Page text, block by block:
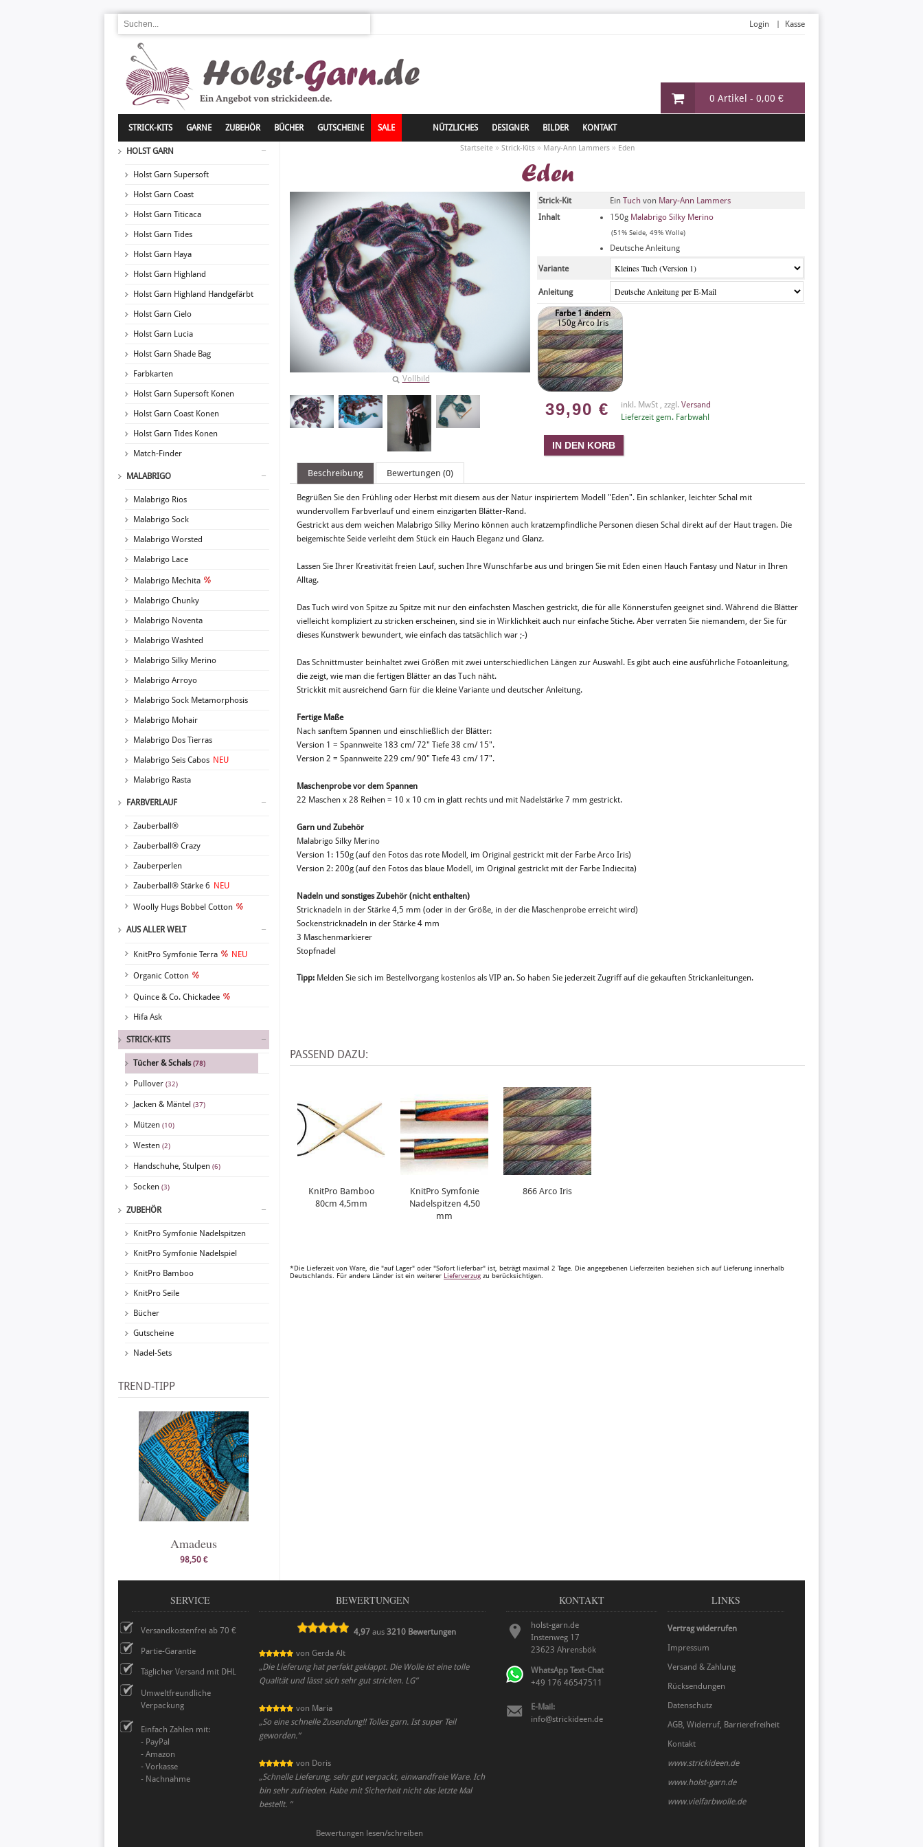
0 Artikel - 0,00 €
Login Kasse
STRICK-KITS GARNE ZUBEHÖR BÜCHER GUTSCHEINE SALE NÜTZLICHES DESIGNER BILDER KONTAKT
HOLST GARN
Holst Garn Supersoft
Holst Garn Coast
Holst Garn Titicaca
Holst Garn Tides
Holst Garn Haya
Holst Garn Highland
Holst Garn Highland Handgefärbt
Holst Garn Cielo
Holst Garn Lucia
Holst Garn Shade Bag
Farbkarten
Holst Garn Supersoft Konen
Holst Garn Coast Konen
Holst Garn Tides Konen
Match-Finder
MALABRIGO
Malabrigo Rios
Malabrigo Sock
Malabrigo Worsted
Malabrigo Lace
Malabrigo Mechita
Malabrigo Chunky
Malabrigo Noventa
Malabrigo Washted
Malabrigo Silky Merino
Malabrigo Arroyo
Malabrigo Sock Metamorphosis
Malabrigo Mohair
Malabrigo Dos Tierras
Malabrigo Seis Cabos NEU
Malabrigo Rasta
FARBVERLAUF
Zauberball®
Zauberball® Crazy
Zauberperlen
Zauberball® Stärke 6 NEU
Woolly Hugs Bobbel Cotton
AUS ALLER WELT
KnitPro Symfonie Terra NEU
Organic Cotton
Quince & Co. Chickadee
Hifa Ask
STRICK-KITS
Tücher & Schals(78)
Pullover (32)
Jacken & Mäntel (37)
Mützen (10)
Westen (2)
Handschuhe, Stulpen (6)
Socken (3)
ZUBEHÖR
KnitPro Symfonie Nadelspitzen
KnitPro Symfonie Nadelspiel
KnitPro Bamboo
KnitPro Seile
Bücher
Gutscheine
Nadel-Sets
TREND-TIPP
Amadeus
98,50 €
Startseite » Strick-Kits » Mary-Ann Lammers » Eden
Eden
Vollbild
Strick-Kit Ein Tuch von Mary-Ann Lammers
Inhalt
150g Malabrigo Silky Merino
(51% Seide, 49% Wolle)
Deutsche Anleitung
Variante
Anleitung
Farbe 1 ändern
150g Arco Iris
39,90 € inkl. MwSt , zzgl. Versand
Lieferzeit gem. Farbwahl
Beschreibung Bewertungen (0)
Begrüßen Sie den Frühling oder Herbst mit diesem aus der Natur inspiriertem Modell "Eden". Ein schlanker, leichter Schal mit
wundervollem Farbverlauf und einem einzigarten Blätter-Rand.
Gestrickt aus dem weichen Malabrigo Silky Merino können auch kratzempfindliche Personen diesen Schal direkt auf der Haut tragen. Die
beigemischte Seide verleiht dem Stück ein Hauch Eleganz und Glanz.
Lassen Sie Ihrer Kreativität freien Lauf, suchen Ihre Wunschfarbe aus und bringen Sie mit Eden einen Hauch Fantasy und Natur in Ihren
Alltag.
Das Tuch wird von Spitze zu Spitze mit nur den einfachsten Maschen gestrickt, die für alle Könnerstufen geeignet sind. Während die Blätter
vielleicht kompliziert zu stricken erscheinen, sind sie in Wirklichkeit auch nur einfache Stiche. Aber verraten Sie niemandem, der Sie für
dieses Kunstwerk bewundert, wie einfach das tatsächlich war ;-)
Das Schnittmuster beinhaltet zwei Größen mit zwei unterschiedlichen Längen zur Auswahl. Es gibt auch eine ausführliche Fotoanleitung,
die zeigt, wie man die fertigen Blätter an das Tuch näht.
Strickkit mit ausreichend Garn für die kleine Variante und deutscher Anleitung.
Fertige Maße
Nach sanftem Spannen und einschließlich der Blätter:
Version 1 = Spannweite 183 cm/ 72" Tiefe 38 cm/ 15".
Version 2 = Spannweite 229 cm/ 90" Tiefe 43 cm/ 17".
Maschenprobe vor dem Spannen
22 Maschen x 28 Reihen = 10 x 10 cm in glatt rechts und mit Nadelstärke 7 mm gestrickt.
Garn und Zubehör
Malabrigo Silky Merino
Version 1: 150g (auf den Fotos das rote Modell, im Original gestrickt mit der Farbe Arco Iris)
Version 2: 200g (auf den Fotos das blaue Modell, im Original gestrickt mit der Farbe Indiecita)
Nadeln und sonstiges Zubehör (nicht enthalten)
Stricknadeln in der Stärke 4,5 mm (oder in der Größe, in der die Maschenprobe erreicht wird)
Sockenstricknadeln in der Stärke 4 mm
3 Maschenmarkierer
Stopfnadel
Tipp: Melden Sie sich im Bestellvorgang kostenlos als VIP an. So haben Sie jederzeit Zugriff auf die gekauften Strickanleitungen.
PASSEND DAZU:
KnitPro Bamboo
80cm 4,5mm
KnitPro Symfonie
Nadelspitzen 4,50
mm
866 Arco Iris
*Die Lieferzeit von Ware, die "auf Lager" oder "Sofort lieferbar" ist, beträgt maximal 2 Tage. Die angegebenen Lieferzeiten beziehen sich auf Lieferung innerhalb
Deutschlands. Für andere Länder ist ein weiterer Lieferverzug zu berücksichtigen.
SERVICE
Versandkostenfrei ab 70 €
Partie-Garantie
Täglicher Versand mit DHL
Umweltfreundliche
Verpackung
Einfach Zahlen mit:
- PayPal
- Amazon
- Vorkasse
- Nachnahme
BEWERTUNGEN
4,97 aus3210 Bewertungen
von Gerda Alt
„Die Lieferung hat perfekt geklappt. Die Wolle ist eine tolle
Qualität und lässt sich sehr gut stricken. LG”
von Maria
„So eine schnelle Zusendung!! Tolles garn. Ist super Teil
geworden.”
von Doris
„Schnelle Lieferung, sehr gut verpackt, einwandfreie Ware. Ich
bin sehr zufrieden. Habe mit Sicherheit nicht das letzte Mal
bestellt. ”
Bewertungen lesen/schreiben
KONTAKT
holst-garn.de
Instenweg 17
23623 Ahrensbök
WhatsApp Text-Chat
+49 176 46547511
E-Mail:
info@strickideen.de
LINKS
Vertrag widerrufen
Impressum
Versand & Zahlung
Rücksendungen
Datenschutz
AGB, Widerruf, Barrierefreiheit
Kontakt
www.strickideen.de
www.holst-garn.de
www.vielfarbwolle.de